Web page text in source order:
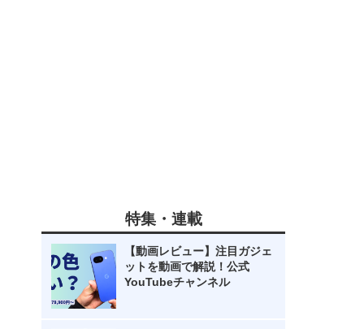
特集・連載
【動画レビュー】注目ガジェ
ットを動画で解説！公式
YouTubeチャンネル